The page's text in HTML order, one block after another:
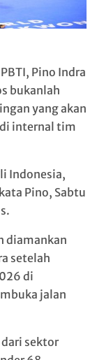
Pino Indra
bukanlah
yang akan
internal tim
Indonesia,
Pino, Sabtu
diamankan
setelah
di
jalan
sektor